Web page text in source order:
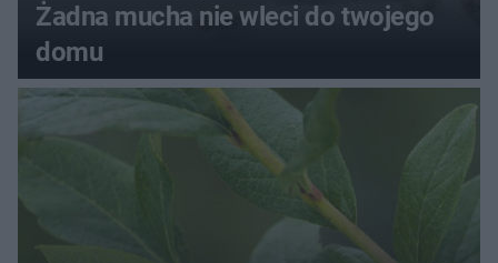
Żadna mucha nie wleci do twojego
domu